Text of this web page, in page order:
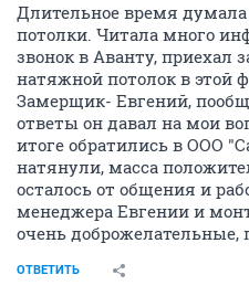
Длительное время
потолки. Читала много
звонок в Аванту, приехал
натяжной потолок в этой
Замерщик- Евгений,
ответы он давал на мои
итоге обратились в ООО
натянули, масса
осталось от общения и
менеджера Евгении и
очень доброжелательные,
ОТВЕТИТЬ